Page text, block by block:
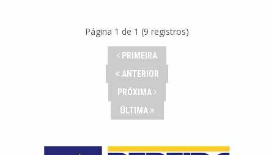
Página 1 de 1 (9 registros)
PRIMEIRA
ANTERIOR
PRÓXIMA
ÚLTIMA